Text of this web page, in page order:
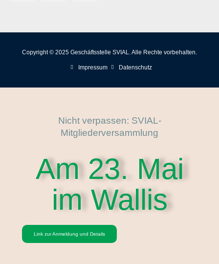
Copyright © 2025 Geschäftsstelle SVIAL. Alle Rechte vorbehalten.
Impressum Datenschutz
Nicht verpassen: SVIAL-
Mitgliederversammlung
Am 23. Mai
im Wallis
Link zur Anmeldung und Details